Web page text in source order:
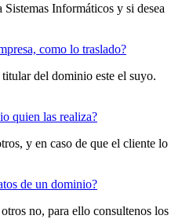
Informáticos y si desea
como lo traslado?
del dominio este el suyo.
quien las realiza?
y en caso de que el cliente lo
de un dominio?
no, para ello consultenos los